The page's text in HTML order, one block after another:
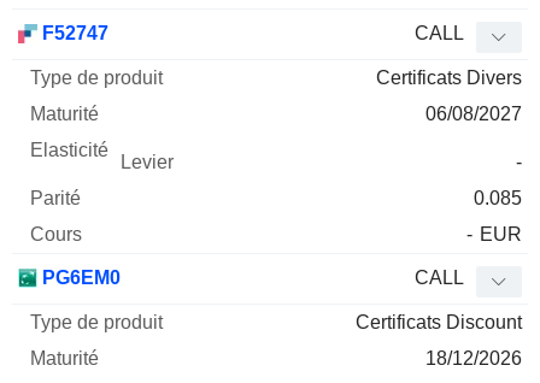
F52747 CALL
Certificats Divers
06/08/2027
-
0.085
- EUR
PG6EM0 CALL
Certificats Discount
18/12/2026